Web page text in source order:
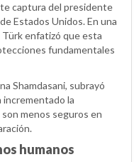
captura del presidente
Estados Unidos. En una
Türk enfatizó que esta
fundamentales
Shamdasani, subrayó
la
menos seguros en
humanos